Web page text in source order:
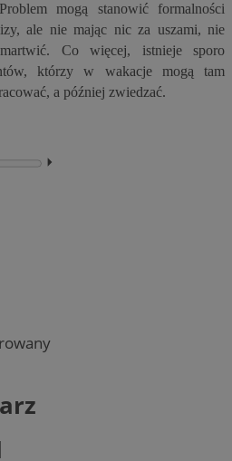
mogą stanowić formalności
ale nie mając nic za uszami, nie
Co więcej, istnieje sporo
którzy w wakacje mogą tam
a później zwiedzać.
⏵︎